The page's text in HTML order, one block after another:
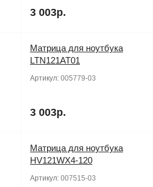
3 003р.
Матрица для ноутбука
LTN121AT01
Артикул: 005779-03
3 003р.
Матрица для ноутбука
HV121WX4-120
Артикул: 007515-03